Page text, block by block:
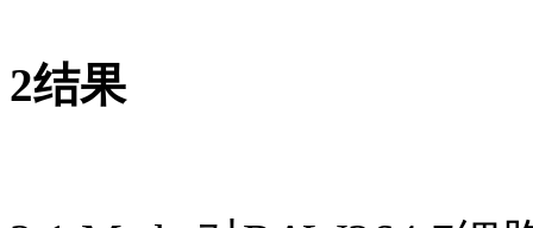
2结果